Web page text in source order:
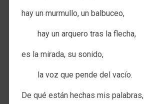
hay un murmullo, un balbuceo,
hay un arquero tras la flecha,
es la mirada, su sonido,
la voz que pende del vacío.
De qué están hechas mis palabras,